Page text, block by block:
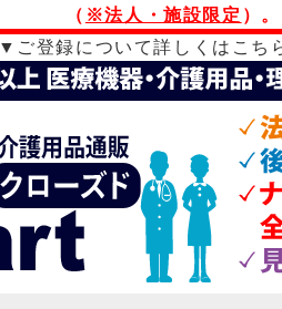
（ ※法人・施設限定 ）。
▼ご登録について詳しくはこち